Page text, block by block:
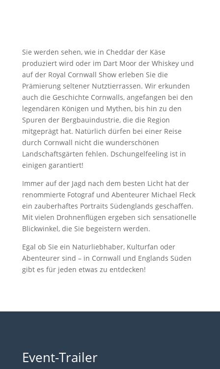
Sie werden sehen, wie in Cheddar der Käse
produziert wird oder im Dart Moor der Whiskey und
auf der Royal Cornwall Show erleben Sie die
Prämierung seltener Nutztierrassen. Wir erkunden
auch die Geschichte Cornwalls, angefangen bei den
legendären Königen und Mythen, bis hin zu den
Spuren der Bergbauindustrie, die die Region
mitgeprägt hat. Natürlich dürfen bei einer Reise
durch Cornwall nicht die wunderschönen
Landschaftsgärten fehlen. Dschungelfeeling ist in
einigen garantiert!
Immer auf der Jagd nach dem besten Licht hat der
renommierte Fotograf und Abenteurer Michael Fleck
ein zauberhaftes Portraits Südenglands geschaffen.
Mit vielen Drohnenflügen ergeben sich sensationelle
Blickwinkel, die Sie begeistern werden.
Egal ob Sie ein Naturliebhaber, Kulturfan oder
Abenteurer sind – in Cornwall und Englands Süden
gibt es für jeden etwas zu entdecken!
Event-Trailer